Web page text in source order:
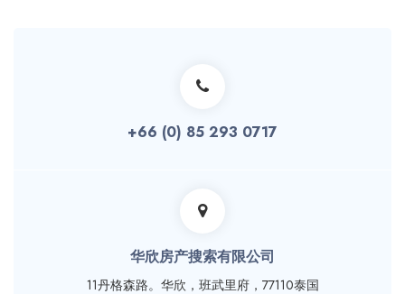
+66 (0) 85 293 0717
华欣房产搜索有限公司
11丹格森路。华欣，班武里府，77110泰国